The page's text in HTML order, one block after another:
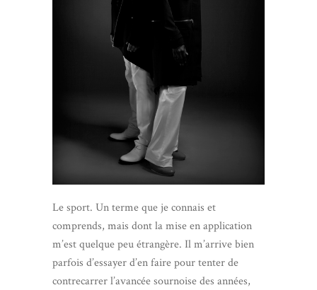
Le sport. Un terme que je connais et
comprends, mais dont la mise en application
m’est quelque peu étrangère. Il m’arrive bien
parfois d’essayer d’en faire pour tenter de
contrecarrer l’avancée sournoise des années,